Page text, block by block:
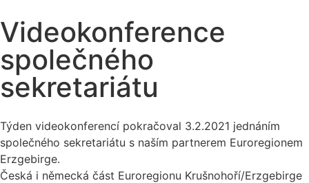
Videokonference
společného
sekretariátu
Týden videokonferencí pokračoval 3.2.2021 jednáním
společného sekretariátu s naším partnerem Euroregionem
Erzgebirge.
Česká i německá část Euroregionu Krušnohoří/Erzgebirge